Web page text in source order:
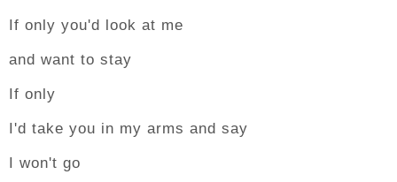
If only you'd look at me
and want to stay
If only
I'd take you in my arms and say
I won't go